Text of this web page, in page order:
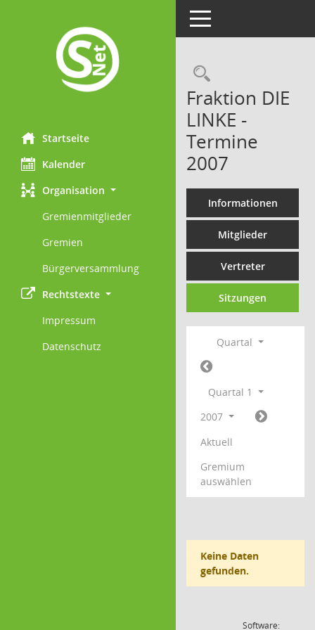
Startseite
Kalender
Organisation
Gremienmitglieder
Gremien
Bürgerversammlung
Rechtstexte
Impressum
Datenschutz
Toggle navigation
Fraktion DIE
LINKE -
Termine
2007
Informationen
Mitglieder
Vertreter
Sitzungen
Quartal
Quartal 1
2007
Aktuell
Gremium
auswählen
Keine Daten
gefunden.
Software: